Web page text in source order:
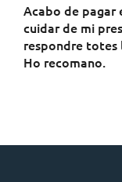
Acabo de pagar
cuidar de mi
respondre totes
Ho recomano.